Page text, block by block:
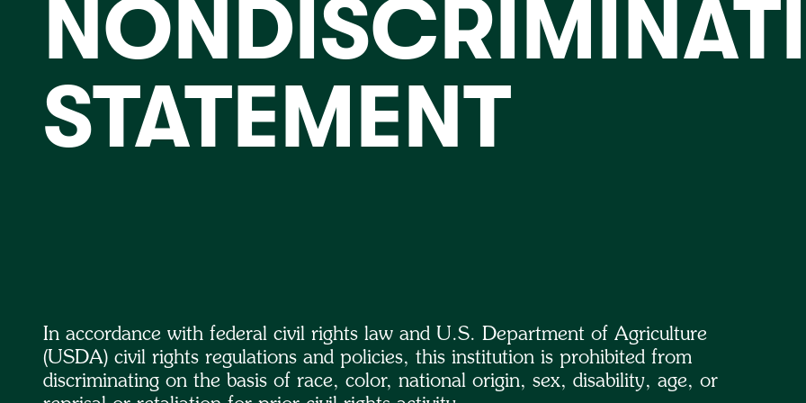
STATEMENT
In accordance with federal civil rights law and U.S. Department of Agriculture
(USDA) civil rights regulations and policies, this institution is prohibited from
discriminating on the basis of race, color, national origin, sex, disability, age, or